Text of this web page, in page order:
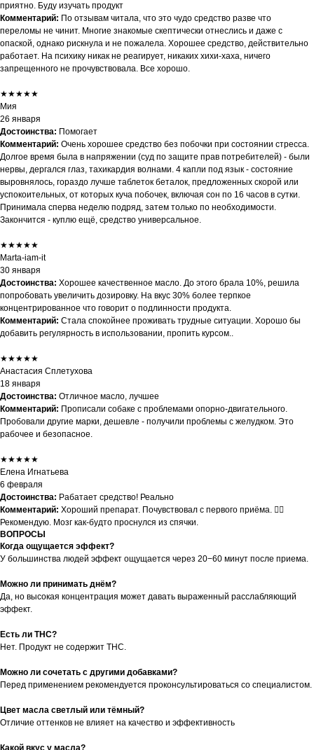
приятно. Буду изучать продукт
Комментарий: По отзывам читала, что это чудо средство разве что
переломы не чинит. Многие знакомые скептически отнеслись и даже с
опаской, однако рискнула и не пожалела. Хорошее средство, действительно
работает. На психику никак не реагирует, никаких хихи-хаха, ничего
запрещенного не прочувствовала. Все хорошо.
★★★★★
Мия
26 января
Достоинства: Помогает
Комментарий: Очень хорошее средство без побочки при состоянии стресса.
Долгое время была в напряжении (суд по защите прав потребителей) - были
нервы, дергался глаз, тахикардия волнами. 4 капли под язык - состояние
выровнялось, гораздо лучше таблеток беталок, предложенных скорой или
успокоительных, от которых куча побочек, включая сон по 16 часов в сутки.
Принимала сперва неделю подряд, затем только по необходимости.
Закончится - куплю ещё, средство универсальное.
★★★★★
Marta-iam-it
30 января
Достоинства: Хорошее качественное масло. До этого брала 10%, решила
попробовать увеличить дозировку. На вкус 30% более терпкое
концентрированное что говорит о подлинности продукта.
Комментарий: Стала спокойнее проживать трудные ситуации. Хорошо бы
добавить регулярность в использовании, пропить курсом..
★★★★★
Анастасия Сплетухова
18 января
Достоинства: Отличное масло, лучшее
Комментарий: Прописали собаке с проблемами опорно-двигательного.
Пробовали другие марки, дешевле - получили проблемы с желудком. Это
рабочее и безопасное.
★★★★★
Елена Игнатьева
6 февраля
Достоинства: Рабатает средство! Реально
Комментарий: Хороший препарат. Почувствовал с первого приёма. 👍🏻
Рекомендую. Мозг как-будто проснулся из спячки.
ВОПРОСЫ
Когда ощущается эффект?
У большинства людей эффект ощущается через 20−60 минут после приема.
Можно ли принимать днём?
Да, но высокая концентрация может давать выраженный расслабляющий
эффект.
Есть ли THC?
Нет. Продукт не содержит THC.
Можно ли сочетать с другими добавками?
Перед применением рекомендуется проконсультироваться со специалистом.
Цвет масла светлый или тёмный?
Отличие оттенков не влияет на качество и эффективность